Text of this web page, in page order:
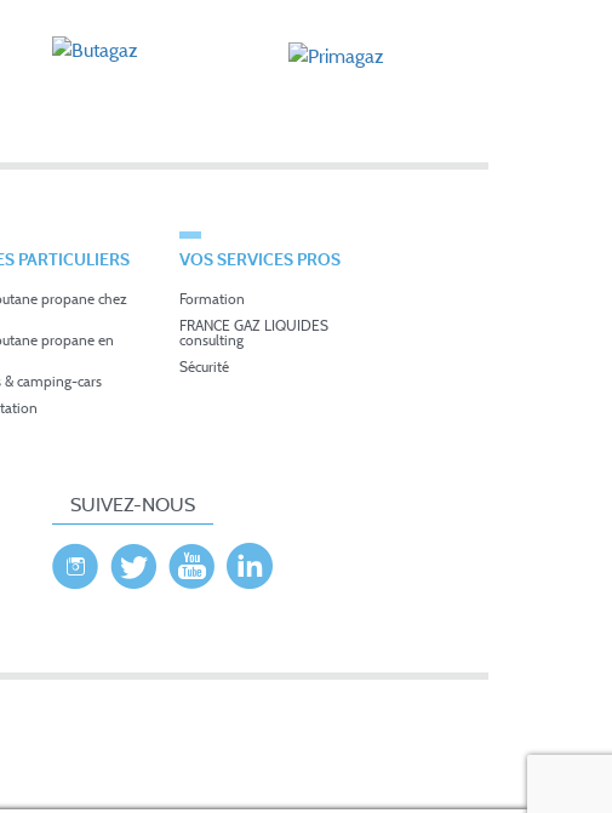
PARTICULIERS
propane chez
propane en
& camping-cars
VOS SERVICES PROS
Formation
FRANCE GAZ LIQUIDES
consulting
Sécurité
SUIVEZ-NOUS